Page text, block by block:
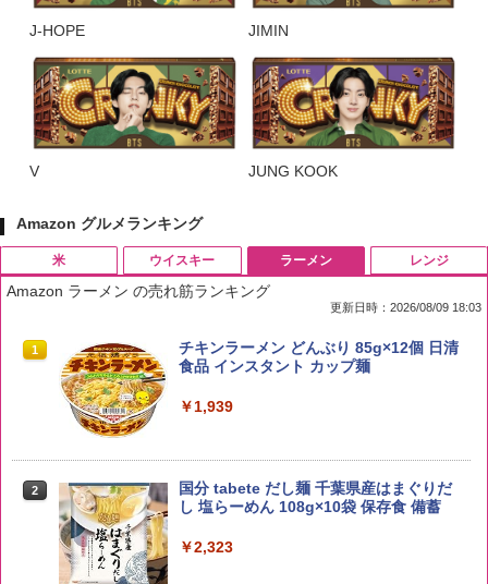
J-HOPE JIMIN
V JUNG KOOK
Amazon グルメランキング
米
1 by Amazon 国産ブレンド米 精米 5kg
2
【在庫処分価格】ももたろう印 無洗米 5
kg 業務用 お米マイスターブレンド
￥2,680
ウイスキー
1
ブラックニッカ ニッカ Nikka ウィスキ
ー4000ml ブラックニッカクリア ウヰス
お得 4リットル
イボール 大容量
ラーメン
Amazon ラーメン の売れ筋ランキング
更新日時：2026/08/09 18:03
1
チキンラーメン どんぶり 85g×12個 日清
食品 インスタント カップ麺
￥1,939
2
国分 tabete だし麺 千葉県産はまぐりだ
し 塩らーめん 108g×10袋 保存食 備蓄
￥2,323
レンジ